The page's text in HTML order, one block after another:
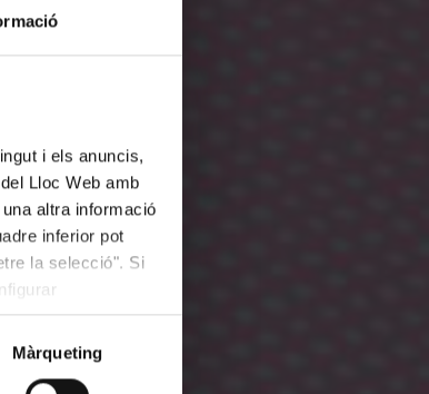
i els anuncis,
Lloc Web amb
altra informació
inferior pot
la selecció". Si
Màrqueting